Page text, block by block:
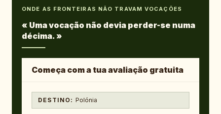
ONDE AS FRONTEIRAS NÃO TRAVAM VOCAÇÕES
« Uma vocação não devia perder-se numa
décima.»
Começa com a tua avaliação gratuita
DESTINO: Polónia